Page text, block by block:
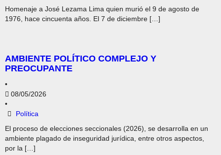
Homenaje a José Lezama Lima quien murió el 9 de agosto de
1976, hace cincuenta años. El 7 de diciembre […]
AMBIENTE POLÍTICO COMPLEJO Y
PREOCUPANTE
•
08/05/2026
•
Política
El proceso de elecciones seccionales (2026), se desarrolla en un
ambiente plagado de inseguridad jurídica, entre otros aspectos,
por la […]